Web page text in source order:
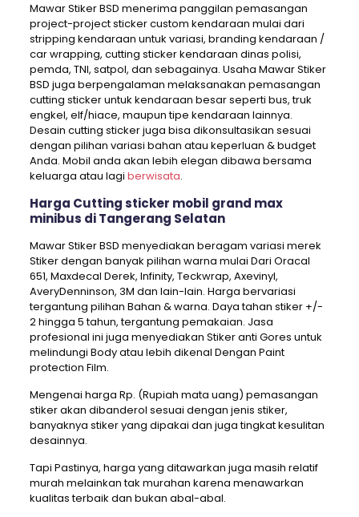
Mawar Stiker BSD menerima panggilan pemasangan
project-project sticker custom kendaraan mulai dari
stripping kendaraan untuk variasi, branding kendaraan /
car wrapping, cutting sticker kendaraan dinas polisi,
pemda, TNI, satpol, dan sebagainya. Usaha Mawar Stiker
BSD juga berpengalaman melaksanakan pemasangan
cutting sticker untuk kendaraan besar seperti bus, truk
engkel, elf/hiace, maupun tipe kendaraan lainnya.
Desain cutting sticker juga bisa dikonsultasikan sesuai
dengan pilihan variasi bahan atau keperluan & budget
Anda. Mobil anda akan lebih elegan dibawa bersama
keluarga atau lagi berwisata.
Harga Cutting sticker mobil grand max
minibus di Tangerang Selatan
Mawar Stiker BSD menyediakan beragam variasi merek
Stiker dengan banyak pilihan warna mulai Dari Oracal
651, Maxdecal Derek, Infinity, Teckwrap, Axevinyl,
AveryDenninson, 3M dan lain-lain. Harga bervariasi
tergantung pilihan Bahan & warna. Daya tahan stiker +/-
2 hingga 5 tahun, tergantung pemakaian. Jasa
profesional ini juga menyediakan Stiker anti Gores untuk
melindungi Body atau lebih dikenal Dengan Paint
protection Film.
Mengenai harga Rp. (Rupiah mata uang) pemasangan
stiker akan dibanderol sesuai dengan jenis stiker,
banyaknya stiker yang dipakai dan juga tingkat kesulitan
desainnya.
Tapi Pastinya, harga yang ditawarkan juga masih relatif
murah melainkan tak murahan karena menawarkan
kualitas terbaik dan bukan abal-abal.